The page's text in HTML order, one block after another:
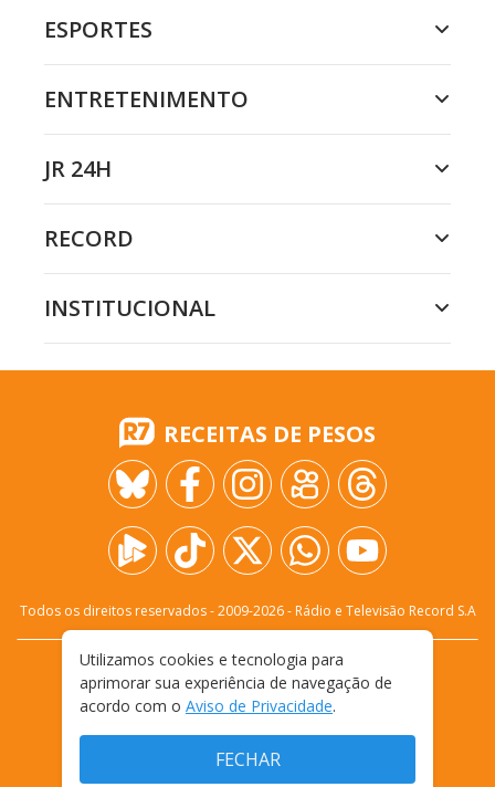
ESPORTES
ENTRETENIMENTO
JR 24H
RECORD
INSTITUCIONAL
RECEITAS DE PESOS
Todos os direitos reservados - 2009-2026- Rádio e Televisão Record S.A
FALE CONOSCO
PRIVACIDADE
TERMOS E CONDIÇÕES DE USO
Utilizamos cookies e tecnologia para
aprimorar sua experiência de navegação de
acordo com o Aviso de Privacidade.
FECHAR